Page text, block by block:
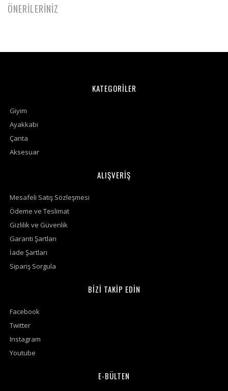
ÖNERİLERİNİZ
KATEGORİLER
Giyim
Ayakkabı
Çanta
Aksesuar
ALIŞVERİŞ
Mesafeli Satış Sözleşmesi
Ödeme ve Teslimat
Gizlilik ve Güvenlik
Garanti Şartları
İade Şartları
Sipariş Sorgula
BİZİ TAKİP EDİN
Facebook
Twitter
Instagram
Youtube
E-BÜLTEN